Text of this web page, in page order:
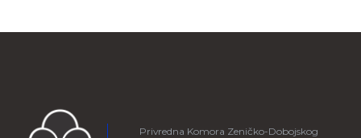
Privredna Komora Zeničko-Dobojskog